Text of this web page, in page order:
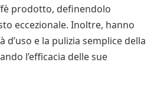
prodotto, definendolo
eccezionale. Inoltre, hanno
d’uso e la pulizia semplice della
l’efficacia delle sue